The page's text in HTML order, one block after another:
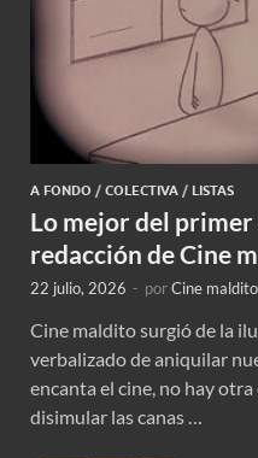
A FONDO / COLECTIVA / LISTAS
Lo mejor del
redacción de Cine
22 julio, 2026 - porCine maldito
Cine maldito surgió de la
verbalizado de aniquilar
encanta el cine, no hay
disimular las canas …